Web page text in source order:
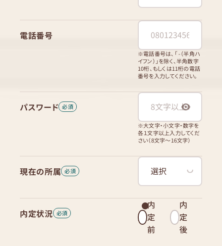
電話番号
※電話番号は、「 -（半角ハ
イフン）」を除く、半角数字
10桁、もしくは11桁の電話
番号を入力してください。
パスワード
※大文字・小文字・数字を
各１文字以上入力してくだ
さい（8文字〜16文字）
現在の所属
内定状況
内
定
前
内
定
後